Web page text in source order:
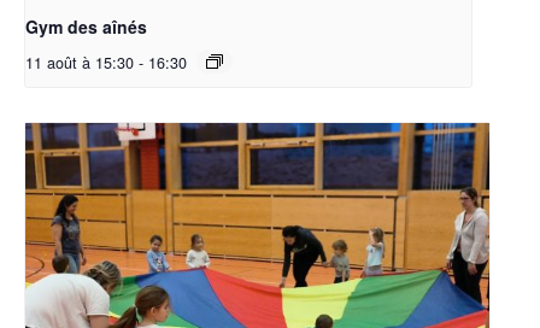
Gym des aînés
11 août à 15:30 - 16:30